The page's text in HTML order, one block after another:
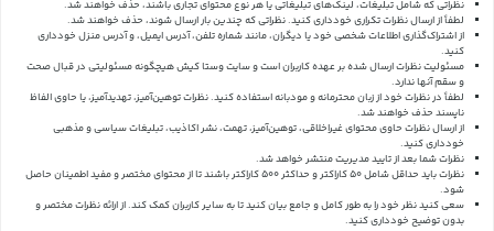
نظراتی که شامل تبلیغات، لینک‌های تبلیغاتی یا هر نوع محتوای تجاری باشند، حذف خواهند شد.
لطفاً از ارسال نظرات تکراری خودداری کنید. نظراتی که چندین بار ارسال شوند، حذف خواهند شد.
از اشتراک‌گذاری اطلاعات شخصی خود یا دیگران، مانند شماره تلفن، آدرس ایمیل، و آدرس منزل خودداری
کنید.
مسئولیت نظرات ارسال شده بر عهده کاربران است و سایت وستا کیش هیچگونه مسئولیتی در قبال صحت
و سقم آنها ندارد.
لطفاً در نظرات خود از زبان محترمانه و مودبانه استفاده کنید. نظرات توهین‌آمیز، تهدیدآمیز، یا حاوی الفاظ
ناپسند حذف خواهند شد.
از ارسال نظرات حاوی محتوای غیراخلاقی، توهین‌آمیز، تهمت، نشر اکاذیب، تبلیغات سیاسی و مذهبی
خودداری کنید.
نظرات شما بعد از تایید مدیریت منتشر خواهد شد.
نظرات باید حداقل شامل 50 کاراکتر و حداکثر 500 کاراکتر باشند تا از محتوای مختصر و مفید اطمینان حاصل
شود.
سعی کنید نظر خود را به طور کامل و جامع بیان کنید تا به سایر کاربران کمک کند.از ارائه نظرات مختصر و
بدون توضیح خودداری کنید.